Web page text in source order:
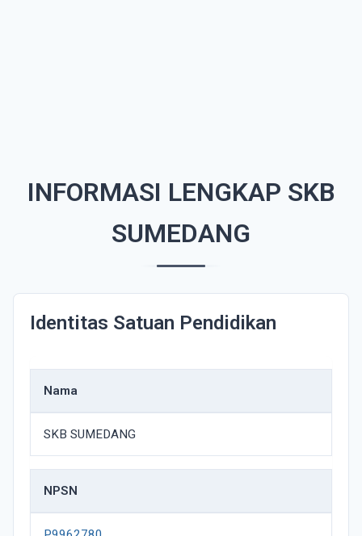
INFORMASI LENGKAP SKB
SUMEDANG
Identitas Satuan Pendidikan
Nama
SKB SUMEDANG
NPSN